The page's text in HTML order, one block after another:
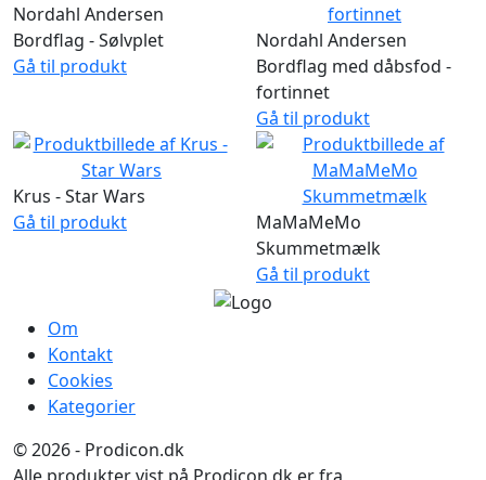
Nordahl Andersen
Bordflag - Sølvplet
Gå til produkt
Nordahl Andersen
Bordflag med dåbsfod -
fortinnet
Gå til produkt
Krus - Star Wars
Gå til produkt
MaMaMeMo
Skummetmælk
Gå til produkt
Om
Kontakt
Cookies
Kategorier
© 2026 - Prodicon.dk